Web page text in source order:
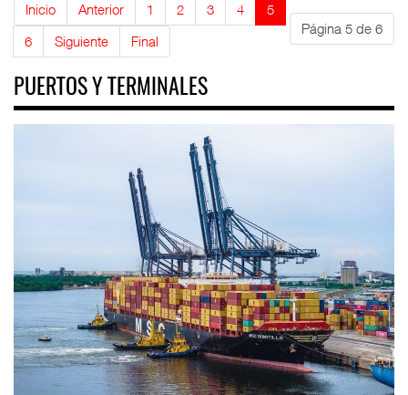
Página 5 de 6
Inicio Anterior 1 2 3 4
5
6
Siguiente Final
PUERTOS Y TERMINALES